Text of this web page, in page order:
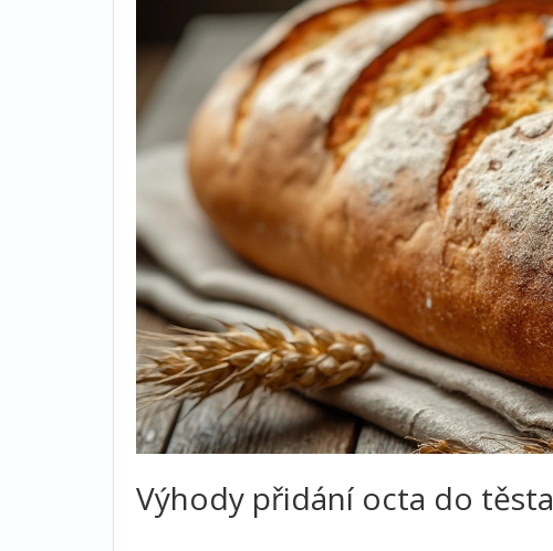
Výhody přidání octa do těsta